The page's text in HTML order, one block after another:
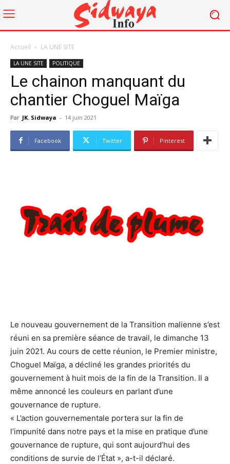
Accueil LA UNE SITE
LA UNE SITE POLITIQUE
Le chainon manquant du
chantier Choguel Maïga
Par JK. Sidwaya - 14 juin 2021
Facebook Twitter Pinterest
Le nouveau gouvernement de la Transition malienne s’est
réuni en sa première séance de travail, le dimanche 13
juin 2021. Au cours de cette réunion, le Premier ministre,
Choguel Maïga, a décliné les grandes priorités du
gouvernement à huit mois de la fin de la Transition. Il a
même annoncé les couleurs en parlant d’une
gouvernance de rupture.
« L’action gouvernementale portera sur la fin de
l’impunité dans notre pays et la mise en pratique d’une
gouvernance de rupture, qui sont aujourd’hui des
conditions de survie de l’État », a-t-il déclaré.